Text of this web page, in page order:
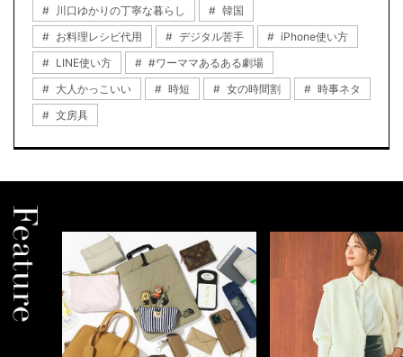
川口ゆかりの丁寧な暮らし
韓国
お料理レシピ代用
デジタル苦手
iPhone使い方
LINE使い方
#ワーママあるある劇場
大人かっこいい
時短 女の時間割
時事ネタ
文房具